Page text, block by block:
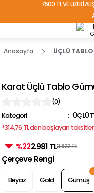
7500 TL VE ÜZERİ
TÜRKİYE'NİN
Anasayfa ÜÇLÜ TABLO
Karat Üçlü Tablo
(0)
Kategori
ÜÇLÜ
*314,76 TL den başlayan
%222.981 TL3.822 TL
Çerçeve Rengi
Beyaz Gold Gümüş